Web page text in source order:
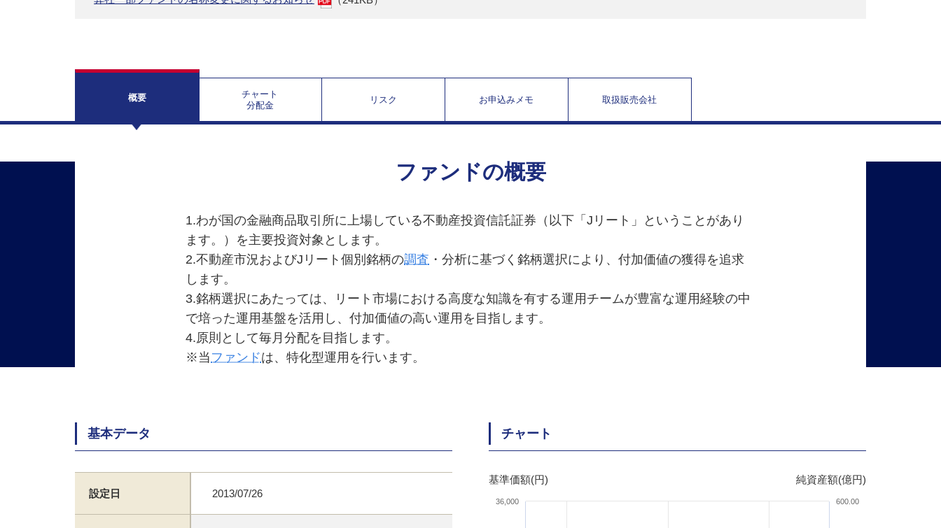
概要
チャート
分配金
リスク お申込みメモ 取扱販売会社
ファンドの概要
1.わが国の金融商品取引所に上場している不動産投資信託証券（以下「Jリート」ということがあり
ます。）を主要投資対象とします。
2.不動産市況およびJリート個別銘柄の調査 ・分析に基づく銘柄選択により、付加価値の獲得を追求
します。
3.銘柄選択にあたっては、リート市場における高度な知識を有する運用チームが豊富な運用経験の中
で培った運用基盤を活用し、付加価値の高い運用を目指します。
4.原則として毎月分配を目指します。
※当 ファンドは、特化型運用を行います。
基本データ
設定日 2013/07/26
チャート
基準価額(円) 純資産額(億円)
36,000 600.00